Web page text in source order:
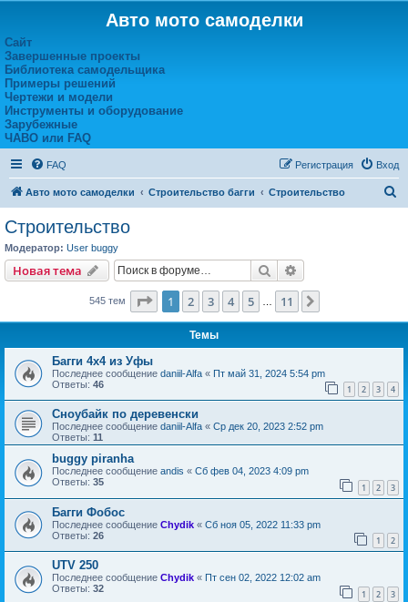
Авто мото самоделки
Сайт
Завершенные проекты
Библиотека самодельщика
Примеры решений
Чертежи и модели
Инструменты и оборудование
Зарубежные
ЧАВО или FAQ
FAQ Вход
Регистрация
Авто мото самоделки Строительство багги Строительство
Строительство
Модератор: User buggy
Новая тема Поиск
545 тем Страница из 11
1 2 3 4 5 11
Темы
Багги 4x4 из Уфы
Последнее сообщение daniil-Alfa « Пт май 31, 2024 5:54 pm
Ответы: 46 1 2 3 4
Сноубайк по деревенски
Последнее сообщение daniil-Alfa « Ср дек 20, 2023 2:52 pm
Ответы: 11
buggy piranha
Последнее сообщение andis « Сб фев 04, 2023 4:09 pm
Ответы: 35 1 2 3
Багги Фобос
Последнее сообщение Chydik « Сб ноя 05, 2022 11:33 pm
Ответы: 26 1 2
UTV 250
Последнее сообщение Chydik « Пт сен 02, 2022 12:02 am
Ответы: 32 1 2 3